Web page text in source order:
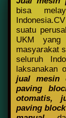
bisa
suatu
UKM yang
masyarakat
seluruh
laksanakan
jual mesin
paving
otomatis,
paving